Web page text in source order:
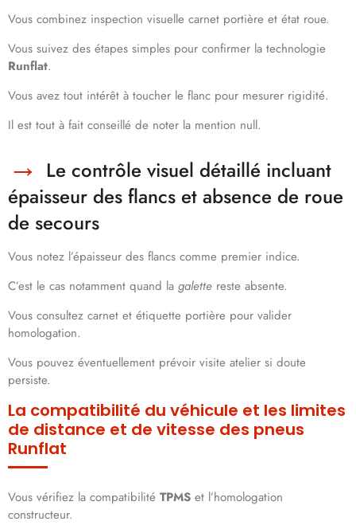
Vous combinez inspection visuelle carnet portière et état roue.
Vous suivez des étapes simples pour confirmer la technologie
Runflat.
Vous avez tout intérêt à toucher le flanc pour mesurer rigidité.
Il est tout à fait conseillé de noter la mention null.
Le contrôle visuel détaillé incluant
épaisseur des flancs et absence de roue
de secours
Vous notez l’épaisseur des flancs comme premier indice.
C’est le cas notamment quand la galette reste absente.
Vous consultez carnet et étiquette portière pour valider
homologation.
Vous pouvez éventuellement prévoir visite atelier si doute
persiste.
La compatibilité du véhicule et les limites
de distance et de vitesse des pneus
Runflat
Vous vérifiez la compatibilité TPMS et l’homologation
constructeur.